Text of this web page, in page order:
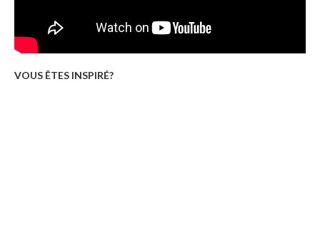
VOUS ÊTES INSPIRÉ?